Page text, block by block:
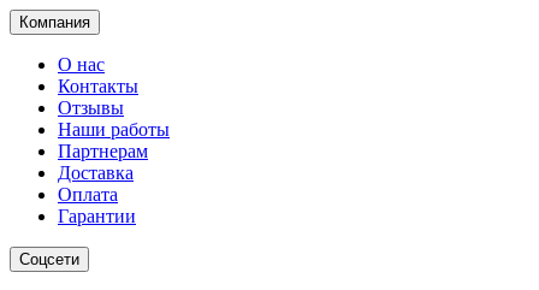
Компания
О нас
Контакты
Отзывы
Наши работы
Партнерам
Доставка
Оплата
Гарантии
Соцсети